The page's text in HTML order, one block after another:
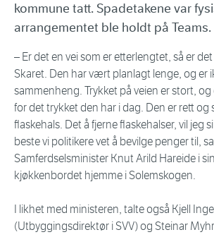
kommune tatt. Spadetakene var
arrangementet ble holdt på Teams.
– Er det en vei som er etterlengtet, så er
Skaret. Den har vært planlagt lenge, og er
sammenheng. Trykket på veien er stort,
for det trykket den har i dag. Den er rett og
flaskehals. Det å fjerne flaskehalser, vil jeg
beste vi politikere vet å bevilge penger til, sa
Samferdselsminister Knut Arild Hareide i
kjøkkenbordet hjemme i Solemskogen.
I likhet med ministeren, talte også Kjell
(Utbyggingsdirektør i SVV) og Steinar